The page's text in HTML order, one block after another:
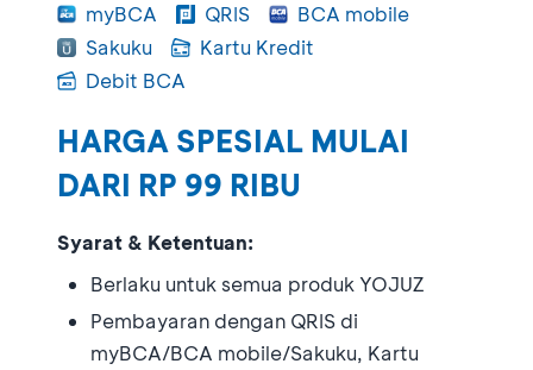
myBCA QRIS
BCA mobile
Sakuku
Kartu Kredit
Debit BCA
HARGA SPESIAL MULAI
DARI RP 99 RIBU
Syarat & Ketentuan:
Berlaku untuk semua produk YOJUZ
Pembayaran dengan QRIS di
myBCA/BCA mobile/Sakuku, Kartu